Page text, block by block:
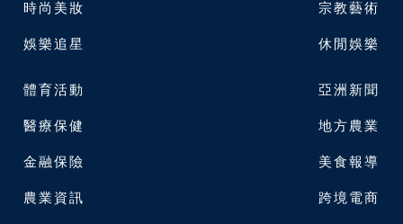
時尚美妝
娛樂追星
宗教藝術
休閒娛樂
體育活動
醫療保健
金融保險
農業資訊
亞洲新聞
地方農業
美食報導
跨境電商